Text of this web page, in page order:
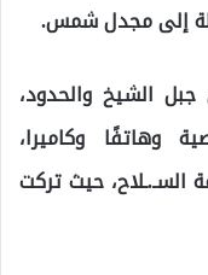
إلى مجدل شمس.
الشيخ والحدود،
وكاميرا،
حيث تركت